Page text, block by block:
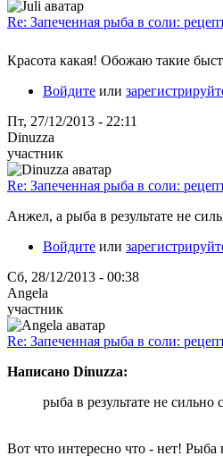
Re: Запеченная рыба в соли:
Красота какая! Обожаю такие
Войдите или
Пт, 27/12/2013 - 22:11
Dinuzza
участник
Re: Запеченная рыба в соли:
Анжел, а рыба в результате не
Войдите или
Сб, 28/12/2013 - 00:38
Angela
участник
Re: Запеченная рыба в соли:
Написано Dinuzza:
рыба в результате не сильно
Вот что интересно что - нет! Рыба